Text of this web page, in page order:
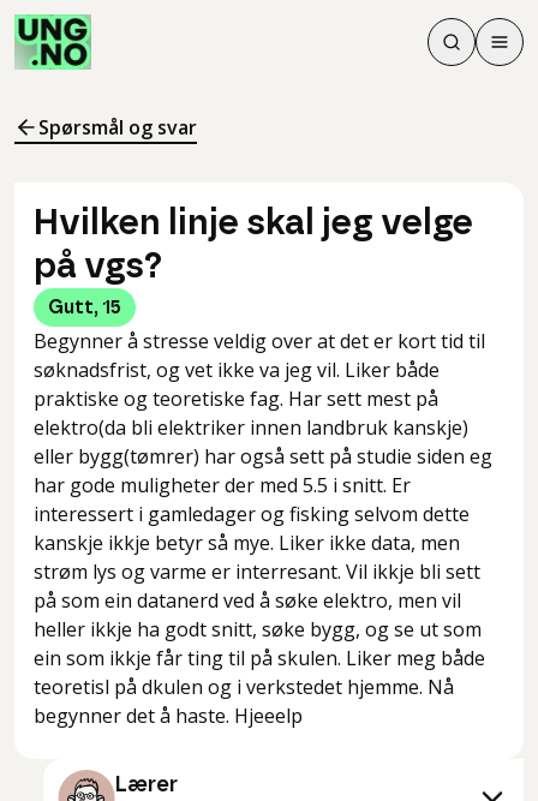
Søk
Søk
Meny
Spørsmål og svar
Hvilken linje skal jeg velge
på vgs?
Gutt, 15
Begynner å stresse veldig over at det er kort tid til
søknadsfrist, og vet ikke va jeg vil. Liker både
praktiske og teoretiske fag. Har sett mest på
elektro(da bli elektriker innen landbruk kanskje)
eller bygg(tømrer) har også sett på studie siden eg
har gode muligheter der med 5.5 i snitt. Er
interessert i gamledager og fisking selvom dette
kanskje ikkje betyr så mye. Liker ikke data, men
strøm lys og varme er interresant. Vil ikkje bli sett
på som ein datanerd ved å søke elektro, men vil
heller ikkje ha godt snitt, søke bygg, og se ut som
ein som ikkje får ting til på skulen. Liker meg både
teoretisl på dkulen og i verkstedet hjemme. Nå
begynner det å haste. Hjeeelp
Lærer